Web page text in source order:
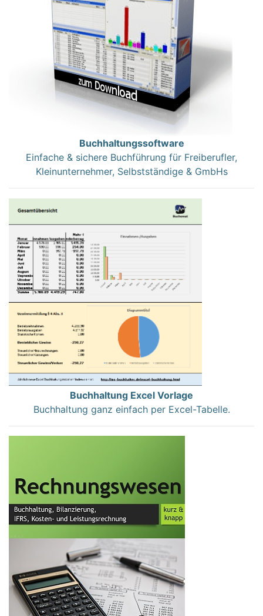
Buchhaltungssoftware
Einfache & sichere Buchführung für Freiberufler,
Kleinunternehmer, Selbstständige & GmbHs
Buchhaltung Excel Vorlage
Buchhaltung ganz einfach per Excel-Tabelle.